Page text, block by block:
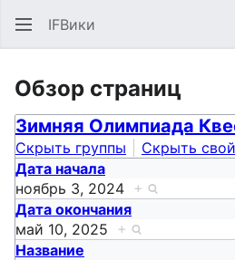
IFВики
Обзор страниц
Зимняя Олимпиада
Скрыть группы
Скрыть
Дата начала
ноябрь 3, 2024 +
Дата окончания
май 10, 2025 +
Название